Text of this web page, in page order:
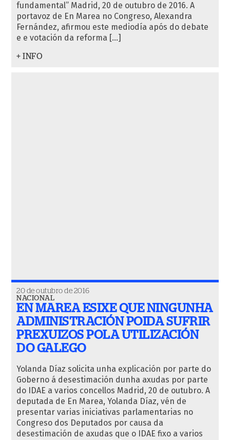
fundamental” Madrid, 20 de outubro de 2016. A
portavoz de En Marea no Congreso, Alexandra
Fernández, afirmou este mediodía após do debate
e e votación da reforma […]
+ INFO
20 de outubro de 2016
NACIONAL
EN MAREA ESIXE QUE NINGUNHA
ADMINISTRACIÓN POIDA SUFRIR
PREXUIZOS POLA UTILIZACIÓN
DO GALEGO
Yolanda Díaz solicita unha explicación por parte do
Goberno á desestimación dunha axudas por parte
do IDAE a varios concellos Madrid, 20 de outubro. A
deputada de En Marea, Yolanda Díaz, vén de
presentar varias iniciativas parlamentarias no
Congreso dos Deputados por causa da
desestimación de axudas que o IDAE fixo a varios